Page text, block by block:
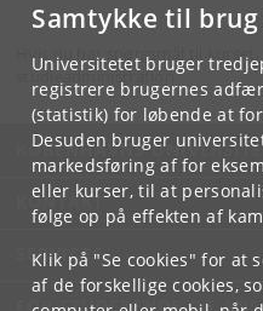
Samtykke til
Universitetet bruger
registrere brugernes
(statistik) for løbende at
Desuden bruger
markedsføring af for
eller kurser, til at
følge op på effekten af
Klik på "Se cookies" for at
af de forskellige cookies,
Hvis du har spørgsmål til
studieadministration.
KØBENHAVNS
KONTAKT
SERVICES
FOR STUDERENDE OG